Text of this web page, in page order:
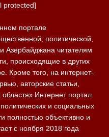
protected]
портале
политической,
Азербайджана читателям
происходящие в других
Кроме того, на интернет-
авторские статьи,
Интернет портал
и социальных
полностью объективно и
с ноября 2018 года